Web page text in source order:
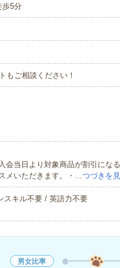
歩5分
ご相談ください！
会当日より対象商品が割引にな
メいただきます。・…つづきを
スキル不要 / 英語力不要
男女比率